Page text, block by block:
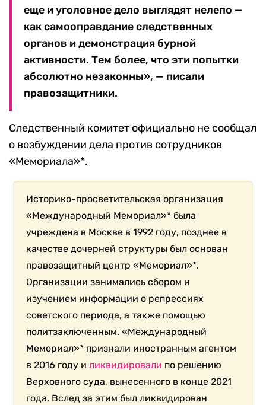
еще и уголовное дело выглядят нелепо —
как самооправдание следственных
органов и демонстрация бурной
активности. Тем более, что эти попытки
абсолютно незаконны», — писали
правозащитники.
Следственный комитет официально не сообщал
о возбуждении дела против сотрудников
«Мемориала»*.
Историко-просветительская организация
«Международный Мемориал»* была
учреждена в Москве в 1992 году, позднее в
качестве дочерней структуры был основан
правозащитный центр «Мемориал»*.
Организации занимались сбором и
изучением информации о репрессиях
советского периода, а также помощью
политзаключенным. «Международный
Мемориал»* признали иностранным агентом
в 2016 году иликвидировали по решению
Верховного суда, вынесенного в конце 2021
года. Вслед за этим был ликвидирован